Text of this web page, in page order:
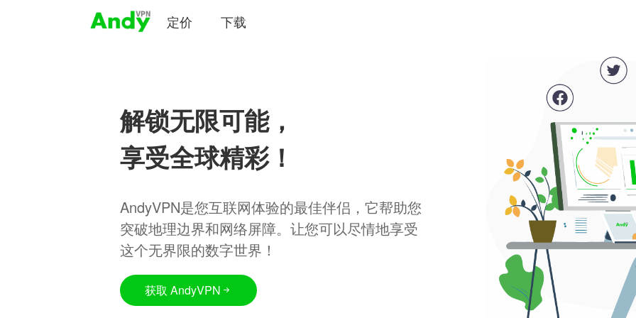
定价 下载
解锁无限可能，
享受全球精彩！
AndyVPN是您互联网体验的最佳伴侣，它帮助您
突破地理边界和网络屏障。让您可以尽情地享受
这个无界限的数字世界！
获取 AndyVPN